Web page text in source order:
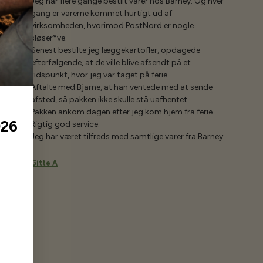
gang er varerne kommet hurtigt ud af
virksomheden, hvorimod PostNord er nogle
sløser*ve.
Senest bestilte jeg læggekartofler, opdagede
efterfølgende, at de ville blive afsendt på et
tidspunkt, hvor jeg var taget på ferie.
Aftalte med Bjarne, at han ventede med at sende
afsted, så pakken ikke skulle stå uafhentet.
Pakken ankom dagen efter jeg kom hjem fra ferie.
Rigtig god service.
Jeg har været tilfreds med samtlige varer fra Barney.
Gitte A